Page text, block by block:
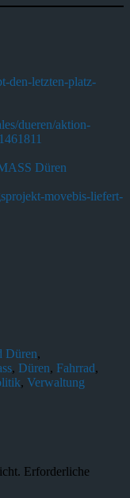
den-letzten-platz-
dueren/aktion-
Düren
movebis-liefert-
Düren,
, Düren, Fahrrad,
, Verwaltung
Erforderliche